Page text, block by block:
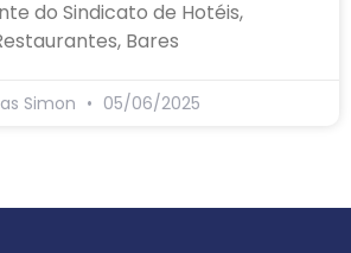
do Sindicato de Hotéis,
Bares
Simon 05/06/2025